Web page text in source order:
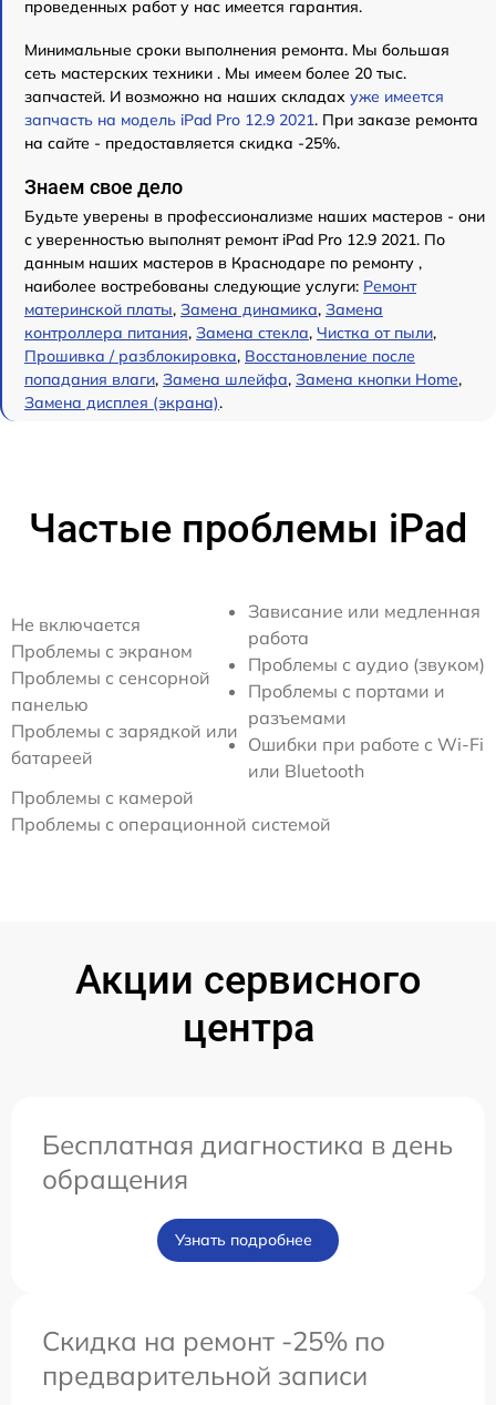
проведенных работ у нас имеется гарантия.
Минимальные сроки выполнения ремонта. Мы большая
сеть мастерских техники . Мы имеем более 20 тыс.
запчастей. И возможно на наших складах уже имеется
запчасть на модель iPad Pro 12.9 2021. При заказе ремонта
на сайте - предоставляется скидка -25%.
Знаем свое дело
Будьте уверены в профессионализме наших мастеров - они
с уверенностью выполнят ремонт iPad Pro 12.9 2021. По
данным наших мастеров в Краснодаре по ремонту ,
наиболее востребованы следующие услуги: Ремонт
материнской платы, Замена динамика, Замена
контроллера питания, Замена стекла, Чистка от пыли,
Прошивка / разблокировка, Восстановление после
попадания влаги, Замена шлейфа, Замена кнопки Home,
Замена дисплея (экрана).
Частые проблемы iPad
Не включается
Проблемы с экраном
Проблемы с сенсорной
панелью
Проблемы с зарядкой или
батареей
Зависание или медленная
работа
Проблемы с аудио (звуком)
Проблемы с портами и
разъемами
Ошибки при работе с Wi-Fi
или Bluetooth
Проблемы с камерой
Проблемы с операционной системой
Акции сервисного
центра
Бесплатная диагностика в день
обращения
Узнать подробнее
Скидка на ремонт -25% по
предварительной записи